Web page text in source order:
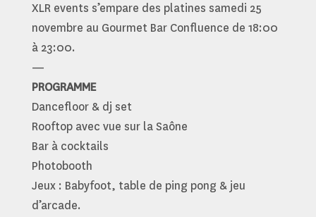
XLR events s’empare des platines samedi 25
novembre au Gourmet Bar Confluence de 18:00
à 23:00.
—
PROGRAMME
Dancefloor & dj set
Rooftop avec vue sur la Saône
Bar à cocktails
Photobooth
Jeux : Babyfoot, table de ping pong & jeu
d’arcade.